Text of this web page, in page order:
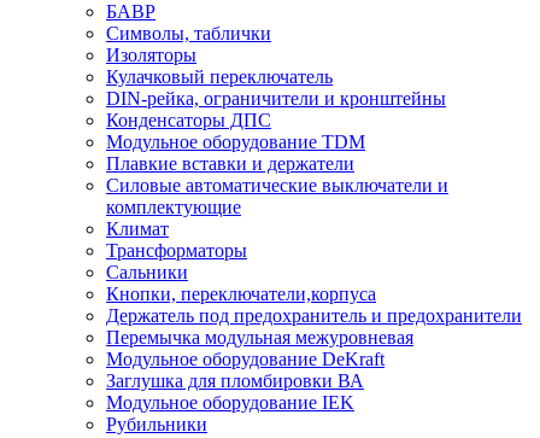
БАВР
Символы, таблички
Изоляторы
Кулачковый переключатель
DIN-рейка, ограничители и кронштейны
Конденсаторы ДПС
Модульное оборудование TDM
Плавкие вставки и держатели
Силовые автоматические выключатели и
комплектующие
Климат
Трансформаторы
Сальники
Кнопки, переключатели,корпуса
Держатель под предохранитель и предохранители
Перемычка модульная межуровневая
Модульное оборудование DeKraft
Заглушка для пломбировки ВА
Модульное оборудование IEK
Рубильники